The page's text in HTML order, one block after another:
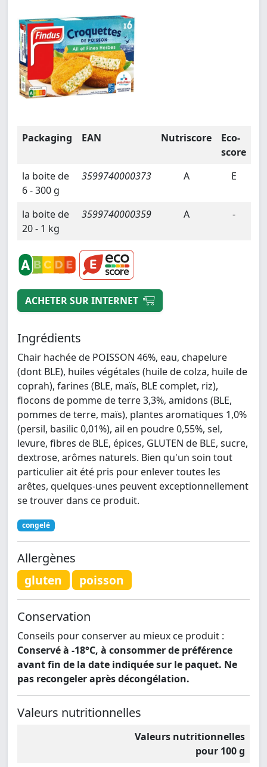
Packaging EAN Nutriscore
Eco-
score
la boite de
6 - 300 g
3599740000373 A E
la boite de
20 - 1 kg
3599740000359 A -
ACHETER SUR INTERNET
Ingrédients
Chair hachée de POISSON 46%, eau, chapelure
(dont BLE), huiles végétales (huile de colza, huile de
coprah), farines (BLE, maïs, BLE complet, riz),
flocons de pomme de terre 3,3%, amidons (BLE,
pommes de terre, maïs), plantes aromatiques 1,0%
(persil, basilic 0,01%), ail en poudre 0,55%, sel,
levure, fibres de BLE, épices, GLUTEN de BLE, sucre,
dextrose, arômes naturels. Bien qu'un soin tout
particulier ait été pris pour enlever toutes les
arêtes, quelques-unes peuvent exceptionnellement
se trouver dans ce produit.
congelé
Allergènes
gluten
poisson
Conservation
Conseils pour conserver au mieux ce produit :
Conservé à -18°C, à consommer de préférence
avant fin de la date indiquée sur le paquet. Ne
pas recongeler après décongélation.
Valeurs nutritionnelles
Valeurs nutritionnelles
pour 100 g